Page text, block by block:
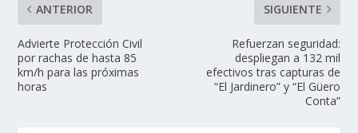
ANTERIOR
Advierte Protección Civil
por rachas de hasta 85
km/h para las próximas
horas
SIGUIENTE
Refuerzan seguridad:
despliegan a 132 mil
efectivos tras capturas de
“El Jardinero” y “El Güero
Conta”